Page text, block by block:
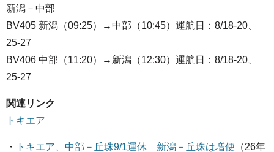
新潟－中部
BV405 新潟（09:25）→中部（10:45）運航日：8/18-20、
25-27
BV406 中部（11:20）→新潟（12:30）運航日：8/18-20、
25-27
関連リンク
トキエア
・ トキエア、中部－丘珠9/1運休 新潟－丘珠は増便 （26年